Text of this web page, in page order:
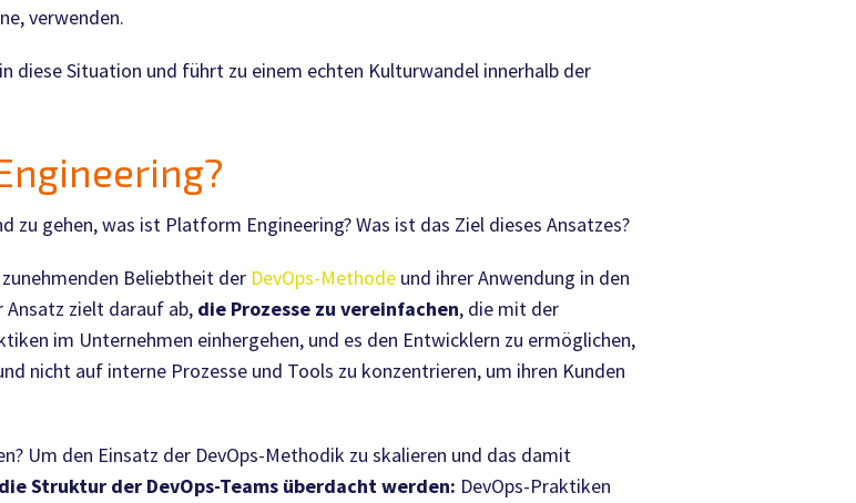
verwenden.
diese Situation und führt zu einem echten Kulturwandel innerhalb der
zu gehen, was ist Platform Engineering? Was ist das Ziel dieses Ansatzes?
Beliebtheit der DevOps-Methode und ihrer Anwendung in den
zielt darauf ab, die Prozesse zu vereinfachen, die mit der
im Unternehmen einhergehen, und es den Entwicklern zu ermöglichen,
nicht auf interne Prozesse und Tools zu konzentrieren, um ihren Kunden
Um den Einsatz der DevOps-Methodik zu skalieren und das damit
Struktur der DevOps-Teams überdacht werden: DevOps-Praktiken